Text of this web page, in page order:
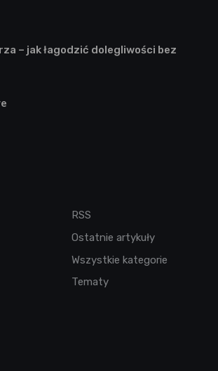
– jak łagodzić dolegliwości bez
RSS
Ostatnie artykuły
Wszystkie kategorie
Tematy